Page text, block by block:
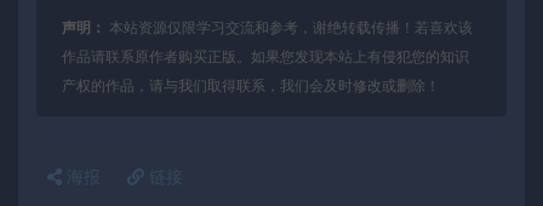
声明：
本站资源仅限学习交流和参考，谢绝转载传播！若喜欢该
作品请联系原作者购买正版。如果您发现本站上有侵犯您的知识
产权的作品，请与我们取得联系，我们会及时修改或删除！
海报 链接